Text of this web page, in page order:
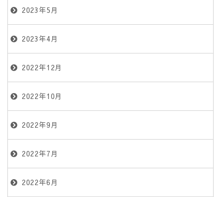
2023年5月
2023年4月
2022年12月
2022年10月
2022年9月
2022年7月
2022年6月